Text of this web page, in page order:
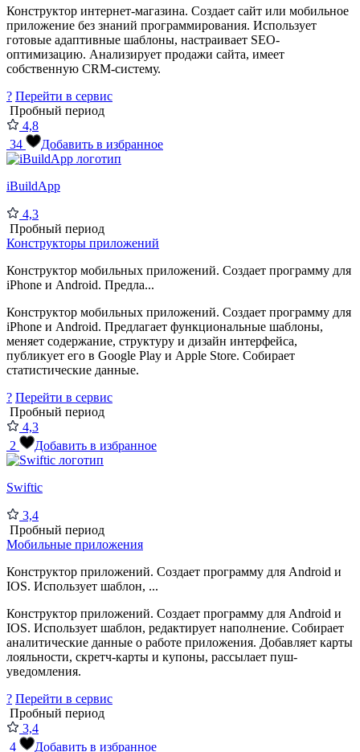
Конструктор интернет-магазина. Создает сайт или мобильное
приложение без знаний программирования. Использует
готовые адаптивные шаблоны, настраивает SEO-
оптимизацию. Анализирует продажи сайта, имеет
собственную CRM-систему.
? Перейти в сервис
Пробный период
4,8
34
Добавить в избранное
iBuildApp
4,3
Пробный период
Конструкторы приложений
Конструктор мобильных приложений. Создает программу для
iPhone и Android. Предла...
Конструктор мобильных приложений. Создает программу для
iPhone и Android. Предлагает функциональные шаблоны,
меняет содержание, структуру и дизайн интерфейса,
публикует его в Google Play и Apple Store. Собирает
статистические данные.
? Перейти в сервис
Пробный период
4,3
2
Добавить в избранное
Swiftic
3,4
Пробный период
Мобильные приложения
Конструктор приложений. Создает программу для Android и
IOS. Использует шаблон, ...
Конструктор приложений. Создает программу для Android и
IOS. Использует шаблон, редактирует наполнение. Собирает
аналитические данные о работе приложения. Добавляет карты
лояльности, скретч-карты и купоны, рассылает пуш-
уведомления.
? Перейти в сервис
Пробный период
3,4
4
Добавить в избранное